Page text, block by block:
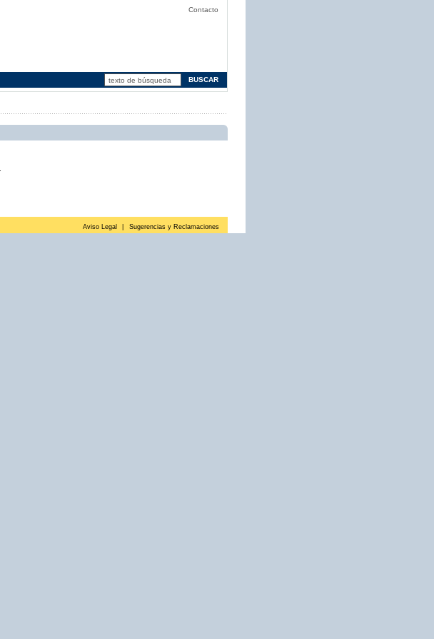
Contacto
Aviso Legal Sugerencias y Reclamaciones